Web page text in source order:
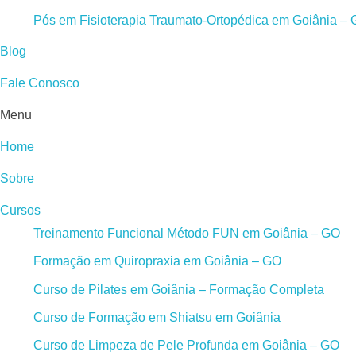
Pós em Fisioterapia Traumato-Ortopédica em Goiânia –
Blog
Fale Conosco
Menu
Home
Sobre
Cursos
Treinamento Funcional Método FUN em Goiânia – GO
Formação em Quiropraxia em Goiânia – GO
Curso de Pilates em Goiânia – Formação Completa
Curso de Formação em Shiatsu em Goiânia
Curso de Limpeza de Pele Profunda em Goiânia – GO